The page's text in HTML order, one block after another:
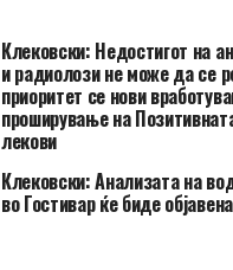
Клековски: Недостигот на
и радиолози не може да се
приоритет се нови
проширување на
лекови
Клековски: Анализата на
во Гостивар ќе биде